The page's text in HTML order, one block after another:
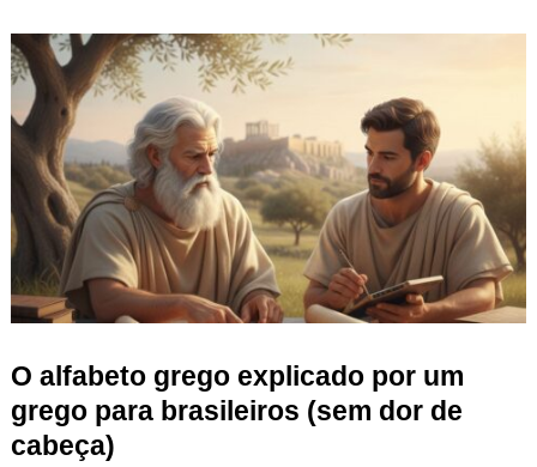
O alfabeto grego explicado por um
grego para brasileiros (sem dor de
cabeça)